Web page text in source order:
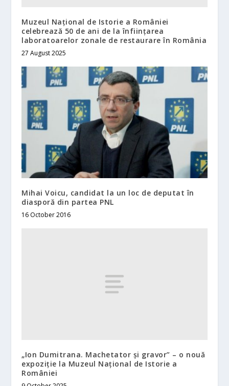
Muzeul Național de Istorie a României
celebrează 50 de ani de la înființarea
laboratoarelor zonale de restaurare în România
27 August 2025
Mihai Voicu, candidat la un loc de deputat în
diasporă din partea PNL
16 October 2016
„Ion Dumitrana. Machetator și gravor” – o nouă
expoziție la Muzeul Național de Istorie a
României